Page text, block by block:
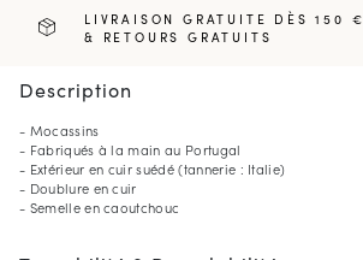
LIVRAISON GRATUITE DÈS 150 €
& RETOURS GRATUITS
Description
- Mocassins
- Fabriqués à la main au Portugal
- Extérieur en cuir suédé (tannerie : Italie)
- Doublure en cuir
- Semelle en caoutchouc